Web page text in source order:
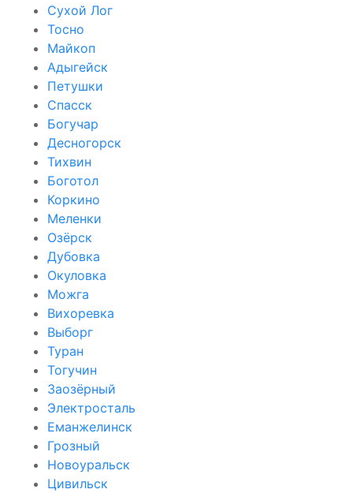
Сухой Лог
Тосно
Майкоп
Адыгейск
Петушки
Спасск
Богучар
Десногорск
Тихвин
Боготол
Коркино
Меленки
Озёрск
Дубовка
Окуловка
Можга
Вихоревка
Выборг
Туран
Тогучин
Заозёрный
Электросталь
Еманжелинск
Грозный
Новоуральск
Цивильск